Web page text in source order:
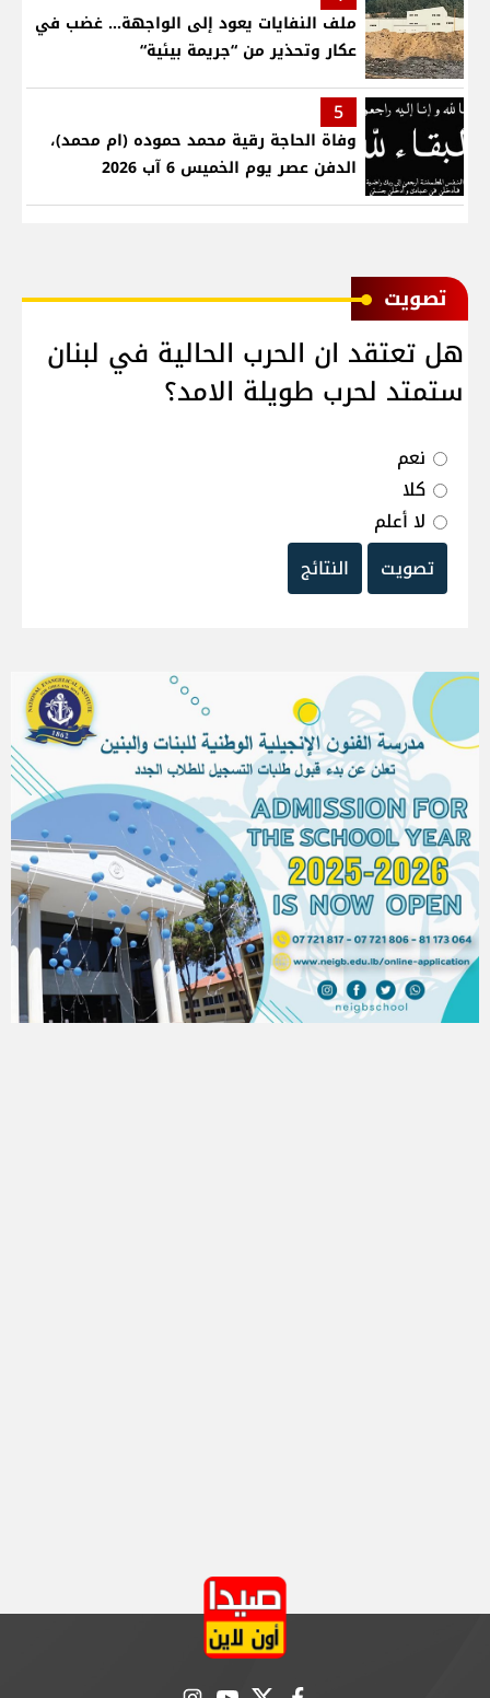
ملف النفايات يعود إلى الواجهة… غضب في
عكار وتحذير من “جريمة بيئية“
5
وفاة الحاجة رقية محمد حموده (ام محمد)،
الدفن عصر يوم الخميس 6 آب 2026
ﺗﺼﻮﻳﺖ
هل تعتقد ان الحرب الحالية في لبنان
ستمتد لحرب طويلة الامد؟
نعم
كلا
لا أعلم
تصويت
النتائج